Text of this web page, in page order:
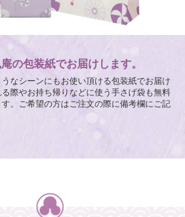
の包装紙でお届けします。
うなシーンにもお使い頂ける包装紙でお届け
際やお持ち帰りなどに使う手さげ袋も無料
。ご希望の方はご注文の際に備考欄にご記